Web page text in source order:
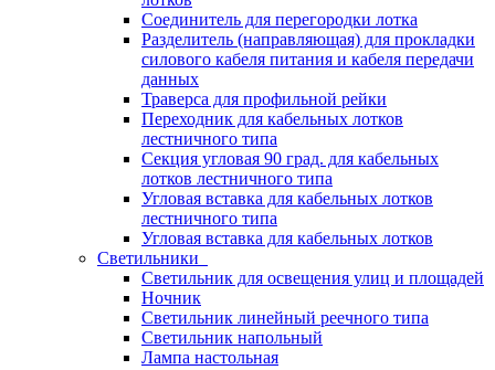
Соединитель для перегородки лотка
Разделитель (направляющая) для прокладки
силового кабеля питания и кабеля передачи
данных
Траверса для профильной рейки
Переходник для кабельных лотков
лестничного типа
Секция угловая 90 град. для кабельных
лотков лестничного типа
Угловая вставка для кабельных лотков
лестничного типа
Угловая вставка для кабельных лотков
Светильники
Светильник для освещения улиц и площадей
Ночник
Светильник линейный реечного типа
Светильник напольный
Лампа настольная